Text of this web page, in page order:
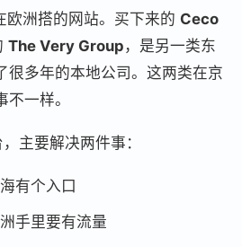
欧洲搭的网站。买下来的 Ceco
The Very Group ，是另一类东
多年的本地公司。这两类在京
一样。
主要解决两件事：
有个入口
手里要有流量